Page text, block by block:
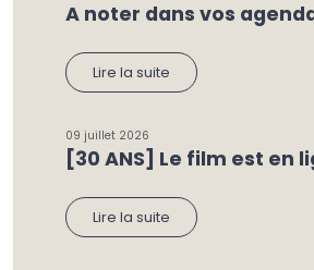
A noter dans vos
Lire la suite
09 juillet 2026
[30 ANS] Le film est en
Lire la suite